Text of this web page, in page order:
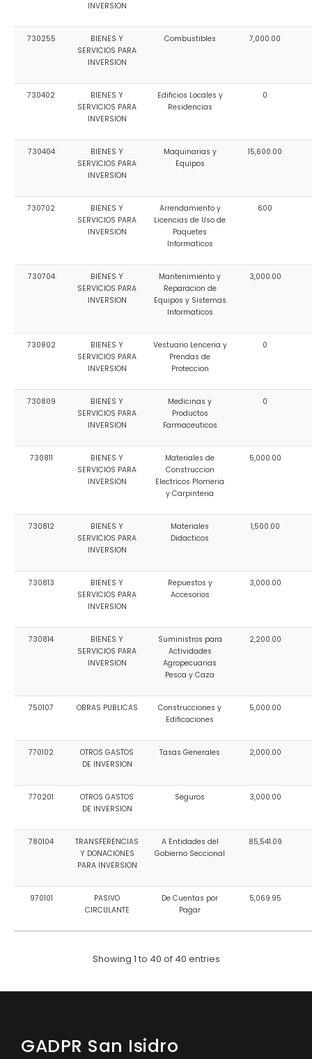
INVERSION
730255
BIENES Y
SERVICIOS PARA
INVERSION
Combustibles 7,000.00
730402
BIENES Y
SERVICIOS PARA
INVERSION
Edificios Locales y
Residencias
0
730404
BIENES Y
SERVICIOS PARA
INVERSION
Maquinarias y
Equipos
15,600.00
730702
BIENES Y
SERVICIOS PARA
INVERSION
Arrendamiento y
Licencias de Uso de
Paquetes
Informaticos
600
730704
BIENES Y
SERVICIOS PARA
INVERSION
Mantenimiento y
Reparacion de
Equipos y Sistemas
Informaticos
3,000.00
730802
BIENES Y
SERVICIOS PARA
INVERSION
Vestuario Lenceria y
Prendas de
Proteccion
0
730809
BIENES Y
SERVICIOS PARA
INVERSION
Medicinas y
Productos
Farmaceuticos
0
730811
BIENES Y
SERVICIOS PARA
INVERSION
Materiales de
Construccion
Electricos Plomeria
y Carpinteria
5,000.00
730812
BIENES Y
SERVICIOS PARA
INVERSION
Materiales
Didacticos
1,500.00
730813
BIENES Y
SERVICIOS PARA
INVERSION
Repuestos y
Accesorios
3,000.00
730814
BIENES Y
SERVICIOS PARA
INVERSION
Suministros para
Actividades
Agropecuarias
Pesca y Caza
2,200.00
750107 OBRAS PUBLICAS
Construcciones y
Edificaciones
5,000.00
770102
OTROS GASTOS
DE INVERSION
Tasas Generales 2,000.00
770201
OTROS GASTOS
DE INVERSION
Seguros 3,000.00
780104
TRANSFERENCIAS
Y DONACIONES
PARA INVERSION
A Entidades del
Gobierno Seccional
85,541.09
970101
PASIVO
CIRCULANTE
De Cuentas por
Pagar
5,069.95
Showing 1 to 40 of 40 entries
GADPR San Isidro